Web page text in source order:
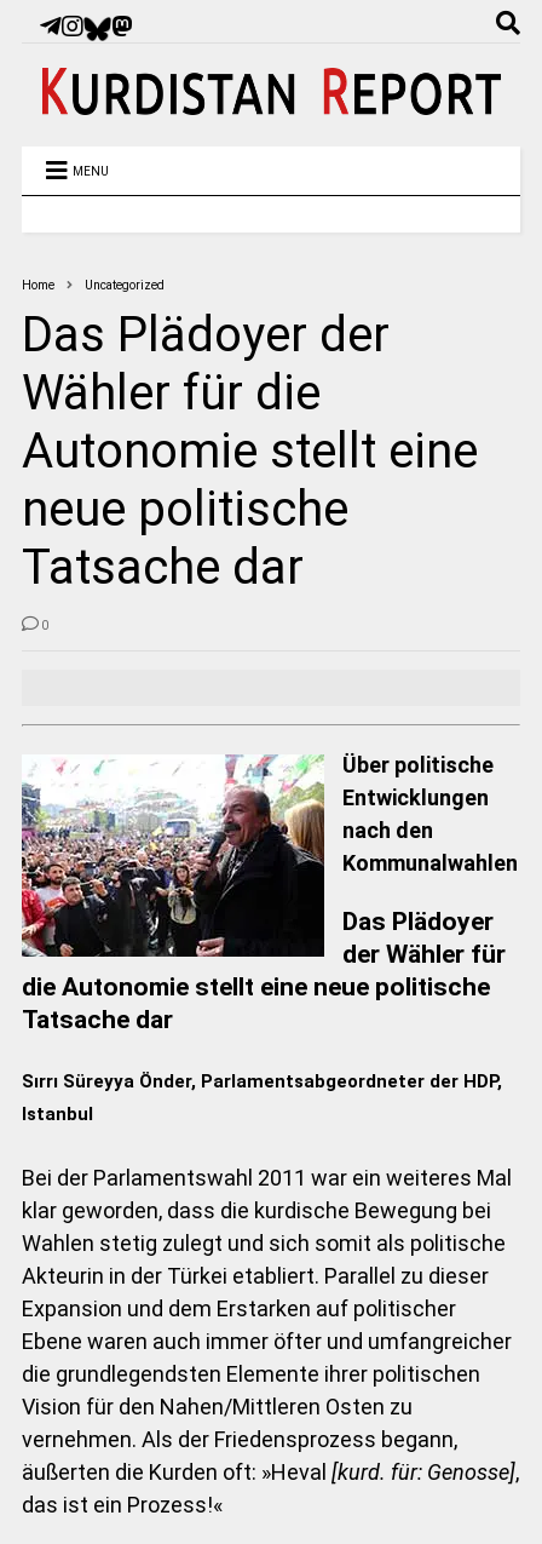
MENU
Home Uncategorized
Das Plädoyer der
Wähler für die
Autonomie stellt eine
neue politische
Tatsache dar
0
Über politische
Entwicklungen
nach den
Kommunalwahlen
Das Plädoyer
der Wähler für
die Autonomie stellt eine neue politische
Tatsache dar
Sırrı Süreyya Önder, Parlamentsabgeordneter der HDP,
Istanbul
Bei der Parlamentswahl 2011 war ein weiteres Mal
klar geworden, dass die kurdische Bewegung bei
Wahlen stetig zulegt und sich somit als politische
Akteurin in der Türkei etabliert. Parallel zu dieser
Expansion und dem Erstarken auf politischer
Ebene waren auch immer öfter und umfangreicher
die grundlegendsten Elemente ihrer politischen
Vision für den Nahen/Mittleren Osten zu
vernehmen. Als der Friedensprozess begann,
äußerten die Kurden oft: »Heval [kurd. für: Genosse],
das ist ein Prozess!«